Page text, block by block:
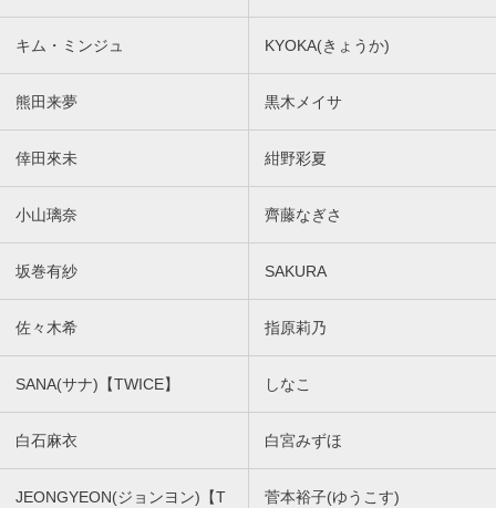
キム・ミンジュ KYOKA(きょうか)
熊田来夢 黒木メイサ
倖田來未 紺野彩夏
小山璃奈 齊藤なぎさ
坂巻有紗 SAKURA
佐々木希 指原莉乃
SANA(サナ)【TWICE】 しなこ
白石麻衣 白宮みずほ
JEONGYEON(ジョンヨン)【T
菅本裕子(ゆうこす)